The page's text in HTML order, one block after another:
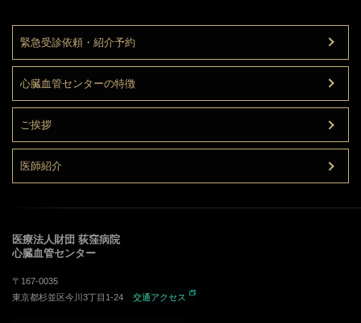
緊急受診依頼・紹介予約
心臓血管センターの特徴
ご挨拶
医師紹介
医療法人財団 荻窪病院
心臓血管センター
〒167-0035
東京都杉並区今川3丁目1-24
交通アクセス